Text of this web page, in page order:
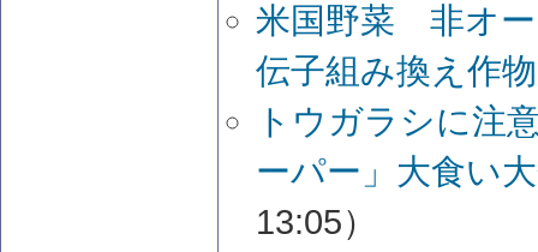
米国野菜 非オ
伝子組み換え作物
トウガラシに
ーパー」大食い
13:05）